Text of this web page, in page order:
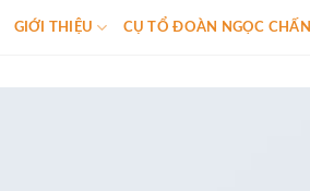
GIỚI THIỆU CỤ TỔ ĐOÀN NGỌC CHẤN